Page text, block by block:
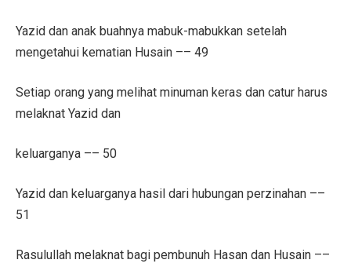
Yazid dan anak buahnya mabuk-mabukkan setelah
mengetahui kematian Husain –– 49
Setiap orang yang melihat minuman keras dan catur harus
melaknat Yazid dan
keluarganya –– 50
Yazid dan keluarganya hasil dari hubungan perzinahan ––
51
Rasulullah melaknat bagi pembunuh Hasan dan Husain ––